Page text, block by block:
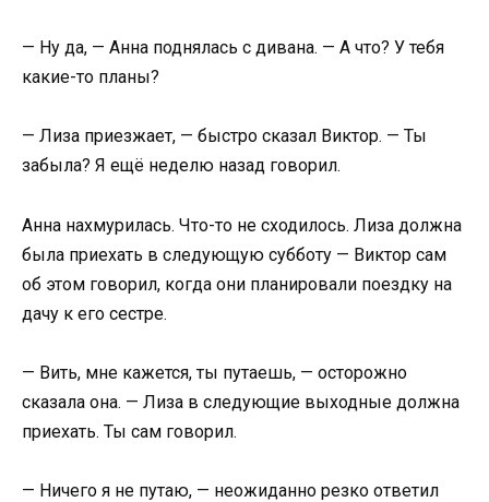
— Ну да, — Анна поднялась с дивана. — А что? У тебя
какие-то планы?
— Лиза приезжает, — быстро сказал Виктор. — Ты
забыла? Я ещё неделю назад говорил.
Анна нахмурилась. Что-то не сходилось. Лиза должна
была приехать в следующую субботу — Виктор сам
об этом говорил, когда они планировали поездку на
дачу к его сестре.
— Вить, мне кажется, ты путаешь, — осторожно
сказала она. — Лиза в следующие выходные должна
приехать. Ты сам говорил.
— Ничего я не путаю, — неожиданно резко ответил